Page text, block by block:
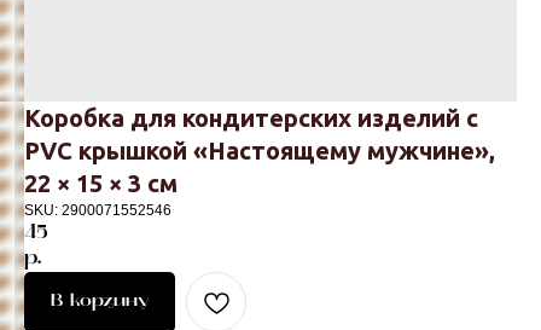
Коробка для кондитерских изделий с
PVC крышкой «Настоящему мужчине»,
22 × 15 × 3 см
SKU: 2900071552546
45
р.
В корзину